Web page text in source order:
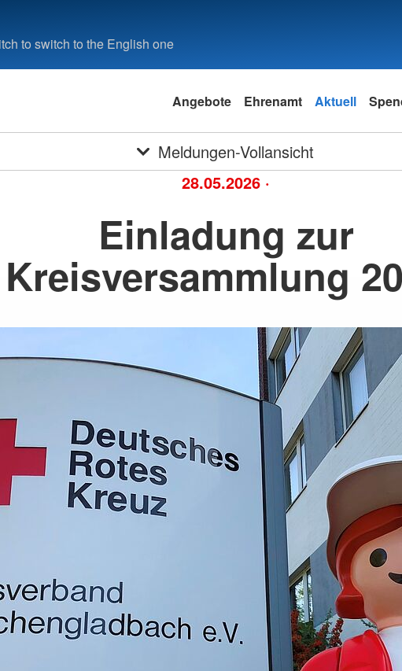
to switch to the English one
Angebote Ehrenamt Aktuell
Meldungen-Vollansicht
28.05.2026 ·
Einladung zur
Kreisversammlung